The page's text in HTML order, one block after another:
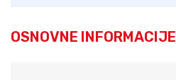
OSNOVNE INFORMACIJE